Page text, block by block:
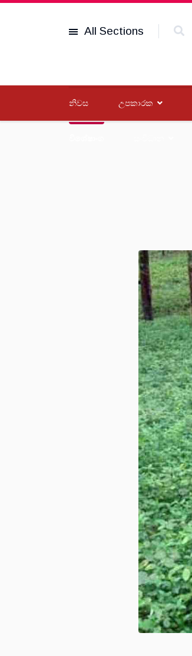
All Sections
නිවස උපකාරක